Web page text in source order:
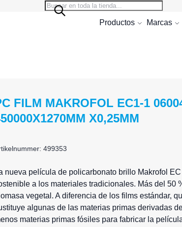
Search
Search
Productos Marcas
FILM MAKROFOL EC1-1
X0,25MM
499353
nueva película de policarbonato brillo Makrofol
a los materiales tradicionales. Más del 50
vegetal. A diferencia de los films estándar,
algunas de las materias primas derivadas
materias primas fósiles para fabricar la